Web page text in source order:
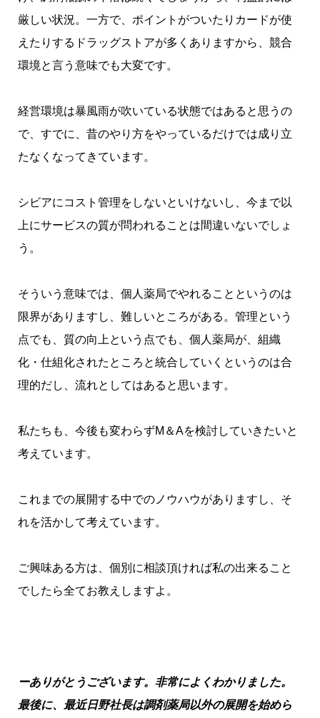
厳しい状況。一方で、ポイントがついたりカードが使
えたりするドラッグストアが多くありますから、競合
環境と言う意味でも大変です。
経営環境は暴風雨が吹いている状態ではあると思うの
で、すでに、昔のやり方をやっているだけでは成り立
たなくなってきています。
シビアにコスト管理をしないといけないし、今まで以
上にサービスの質が問われることは間違いないでしょ
う。
そういう意味では、個人薬局でやれることというのは
限界がありますし、難しいところがある。管理という
点でも、質の向上という点でも、個人薬局が、組織
化・仕組化されたところと統合していくというのは合
理的だし、流れとしてはあると思います。
私たちも、今後も変わらずM＆Aを検討していきたいと
考えています。
これまでの展開する中でのノウハウがありますし、そ
れを活かして考えています。
ご興味ある方は、個別に相談頂ければ私の出来ること
でしたら全てお教えしますよ。
ーありがとうございます。非常によくわかりました。
最後に、最近日野社長は調剤薬局以外の展開を始めら